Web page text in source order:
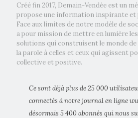
Créé fin 2017, Demain-Vendée est un
propose une information inspirante et
Face aux limites de notre modèle de
a pour mission de mettre en lumière
solutions qui construisent le monde
la parole à celles et ceux qui agissent
collective et positive.
Ce sont déjà plus de 25 000
connectés à notre journal en ligne
désormais 5 400 abonnés qui nous